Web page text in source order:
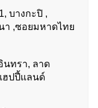
บางกะปิ ,
า ,ซอยมหาดไทย
นทรา, ลาด
ฮปปี้แลนด์